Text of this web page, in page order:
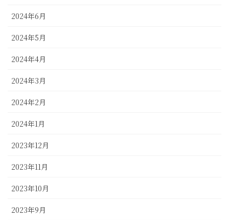
2024年6月
2024年5月
2024年4月
2024年3月
2024年2月
2024年1月
2023年12月
2023年11月
2023年10月
2023年9月